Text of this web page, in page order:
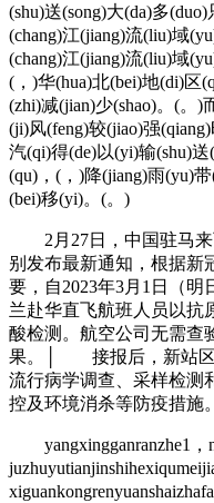
(shu)送(song)大(da)多
(chang)江(jiang)流(liu)域
(chang)江(jiang)流(liu)域
(，)华(hua)北(bei)地(di)区
(zhi)减(jian)少(shao)。(。)
(ji)风(feng)较(jiao)强
汽(qi)得(de)以(yi)输(shu)
(qu)，(，)降(jiang)雨(yu)
(bei)移(yi)。(。)
2月27日，中国驻马来
别发布最新通知，根据新
要，自2023年3月1日（
兰赴华直飞航班人员以抗
酸检测。航空公司无需查
果。│ 接报后，新站区
流行病学调查、采样检测
控及环境消杀等防疫措施。
yangxingganranzhe1，